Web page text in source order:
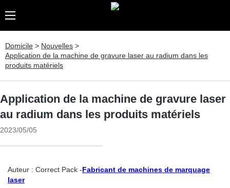
Domicile > Nouvelles >
Application de la machine de gravure laser au radium dans les
produits matériels
Application de la machine de gravure laser
au radium dans les produits matériels
2023/05/05
Auteur : Correct Pack -Fabricant de machines de marquage
laser